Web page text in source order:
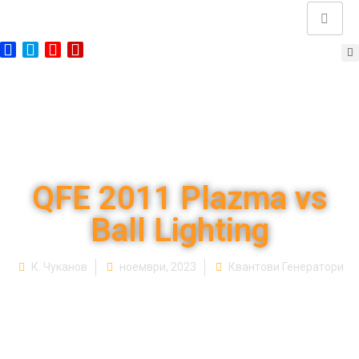
QFE 2011 Plazma vs
Ball Lighting
К. Чуканов ноември, 2023 Квантови Генератори